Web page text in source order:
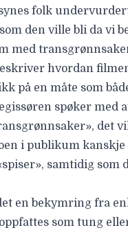
folk
den ville bli da vi
med
hvordan
på en måte som
spøker med
det
i publikum
samtidig som
en bekymring fra
som tung